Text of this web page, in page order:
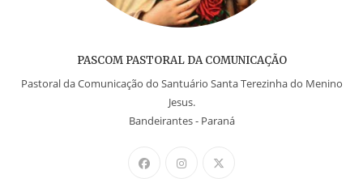
PASCOM PASTORAL DA COMUNICAÇÃO
Pastoral da Comunicação do Santuário Santa Terezinha do Menino
Jesus.
Bandeirantes - Paraná